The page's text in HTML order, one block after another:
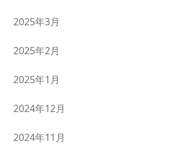
2025年3月
2025年2月
2025年1月
2024年12月
2024年11月